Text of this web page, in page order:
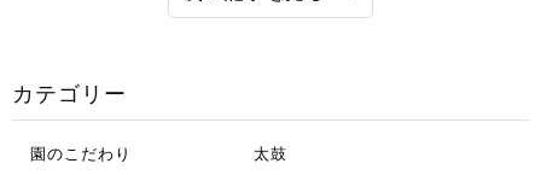
カテゴリー
園のこだわり 太鼓